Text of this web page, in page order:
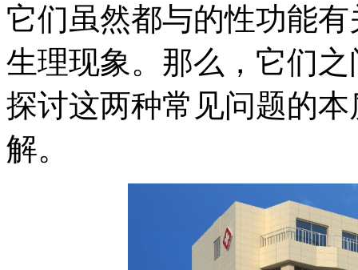
它们虽然都与的性功能
生理现象。那么，它们
探讨这两种常见问题的
解。